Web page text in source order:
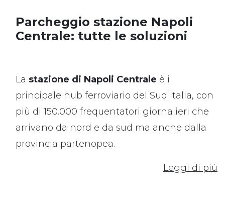
Parcheggio stazione Napoli
Centrale: tutte le soluzioni
La stazione di Napoli Centrale è il
principale hub ferroviario del Sud Italia, con
più di 150.000 frequentatori giornalieri che
arrivano da nord e da sud ma anche dalla
provincia partenopea.
Leggi di più